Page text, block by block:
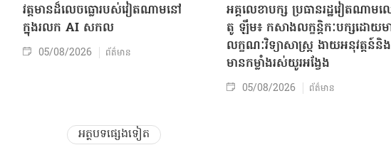
វត្តមានដ៏លេចធ្លោរបស់វៀតណាមនៅ
ក្នុងរលក AI សកល
05/08/2026 ព័ត៌មាន
អគ្គលេខាបក្ស ប្រធានរដ្ឋវៀតណាម
តូ ឡឹម៖ កសាងលក្ខន្តិកៈបក្សដោយម
លក្ខណៈវិទ្យាសាស្ត្រ ងាយអនុវត្តន៍និង
មានកម្លាំងរស់យូរអង្វែង
05/08/2026 ព័ត៌មាន
អត្ថបទផ្សេងទៀត